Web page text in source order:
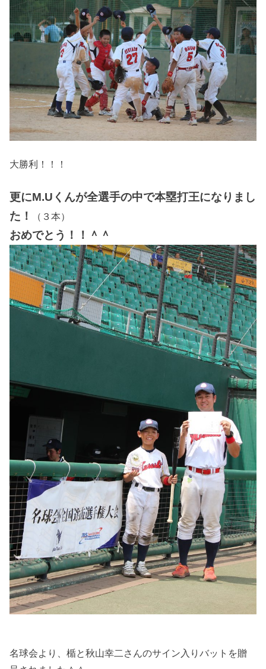
大勝利！！！
更にM.Uくんが全選手の中で本塁打王になりまし
た！
（３本）
おめでとう！！＾＾
名球会より、楯と秋山幸二さんのサイン入りバットを贈